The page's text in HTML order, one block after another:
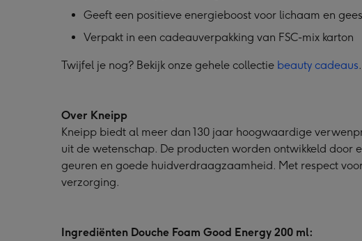
Geeft een positieve energieboost voor lichaam en
Verpakt in een cadeauverpakking van FSC-mix karton
Twijfel je nog? Bekijk onze gehele collectie beauty cadeaus.
Over Kneipp
Kneipp biedt al meer dan 130 jaar hoogwaardige
uit de wetenschap. De producten worden ontwikkeld
geuren en goede huidverdraagzaamheid. Met respect
verzorging.
Ingrediënten Douche Foam Good Energy 200 ml: